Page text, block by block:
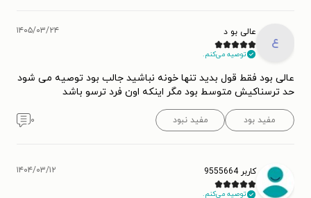
ع
عالی بو د
توصیه می‌کنم.
۱۴۰۵/۰۳/۲۴
عالی بود فقط قول بدید تنها خونه نباشید جالب بود توصیه می شود
حد ترسناکیش متوسط بود مگر اینکه اون فرد ترسو باشد
مفید بود مفید نبود ۰
کاربر 9555664
توصیه می‌کنم.
۱۴۰۴/۰۳/۱۲